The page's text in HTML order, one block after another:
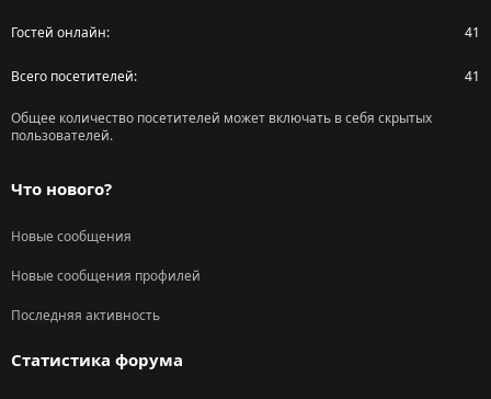
Гостей онлайн 41
Всего посетителей 41
Общее количество посетителей может включать в себя скрытых
пользователей.
Что нового?
Новые сообщения
Новые сообщения профилей
Последняя активность
Статистика форума